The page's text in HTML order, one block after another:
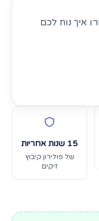
איך נוח לכם
15 שנות אחריות
של פולירון קיבוץ
זיקים